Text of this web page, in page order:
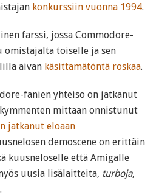
konkurssiin vuonna 1994.
farssi, jossa Commodore-
toiselle ja sen
aivan käsittämätöntä roskaa.
fanien yhteisö on jatkanut
mittaan onnistunut
jatkanut eloaan
demoscene on erittäin
kuusneloselle että Amigalle
uusia lisälaitteita, turboja,